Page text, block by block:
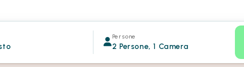
Persone
2 Persone, 1 Camera